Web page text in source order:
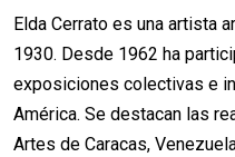
Elda Cerrato es una artista
1930. Desde 1962 ha
exposiciones colectivas e
América. Se destacan las
Artes de Caracas,